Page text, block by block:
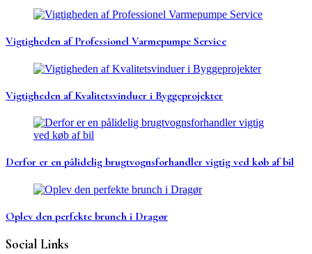
Vigtigheden af Professionel Varmepumpe Service
Vigtigheden af Kvalitetsvinduer i Byggeprojekter
Derfor er en pålidelig brugtvognsforhandler vigtig ved køb af bil
Oplev den perfekte brunch i Dragør
Social Links